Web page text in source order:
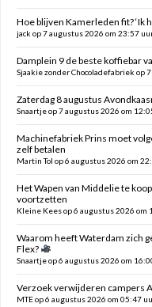
Hoe blijven Kamerleden fit? ‘Ik
jack op 7 augustus 2026 om 23:57
Damplein 9 de beste koffiebar
Sjaakie zonder Chocoladefabriek op
Zaterdag 8 augustus
Snaartje op 7 augustus 2026 om
Machinefabriek Prins moet
zelf betalen
Martin Tol op 6 augustus 2026 om
Het Wapen van Middelie te
voortzetten
Kleine Kees op 6 augustus 2026 om
Waarom heeft Waterdam zich
Flex?
Snaartje op 6 augustus 2026 om
Verzoek verwijderen campers
MTE op 6 augustus 2026 om 05:47